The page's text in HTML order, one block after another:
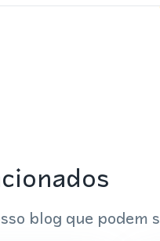
blog que podem